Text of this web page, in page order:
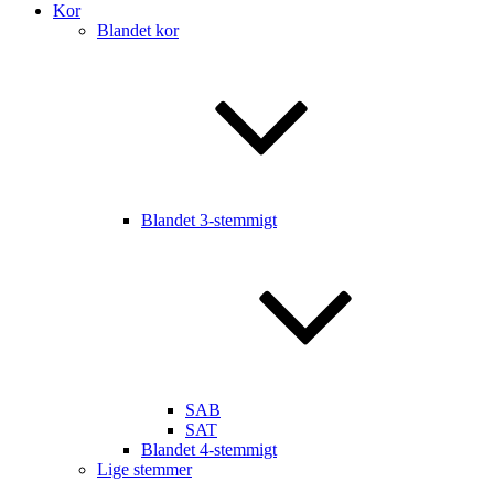
Kor
Blandet kor
Blandet 3-stemmigt
SAB
SAT
Blandet 4-stemmigt
Lige stemmer